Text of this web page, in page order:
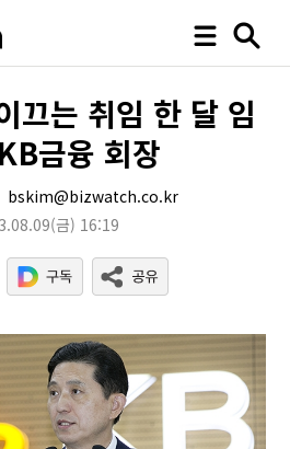
끄는 취임 한 달 임
금융 회장
bskim@bizwatch.co.kr
(금) 16:19